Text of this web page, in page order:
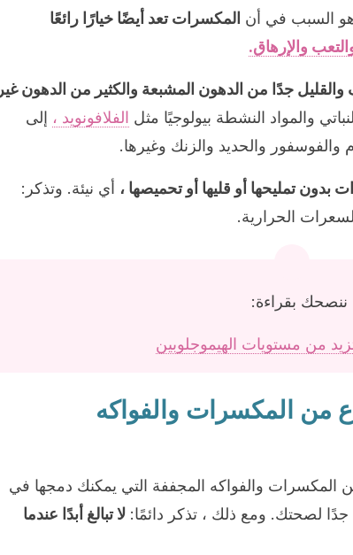
السبب في أن المكسرات تعد أيضًا خيارًا رائعًا
والتعب والإرهاق.
جدًا من الدهون المشبعة والكثير من الدهون غير
والمواد النشطة بيولوجيًا مثل الفلافونويد ، إلى
والفوسفور والحديد والزنك وغيرها.
تمليحها أو قليها أو تحميصها ، أي نيئة. وتذكر:
الحرارية.
ننصحك بقراءة:
من مستويات الهيموجلوبين
المكسرات والفواكه
المكسرات والفواكه المجففة التي يمكنك دمجها في
جدًا لصحتك. ومع ذلك ، تذكر دائمًا: لا تبالغ أبدًا عندما